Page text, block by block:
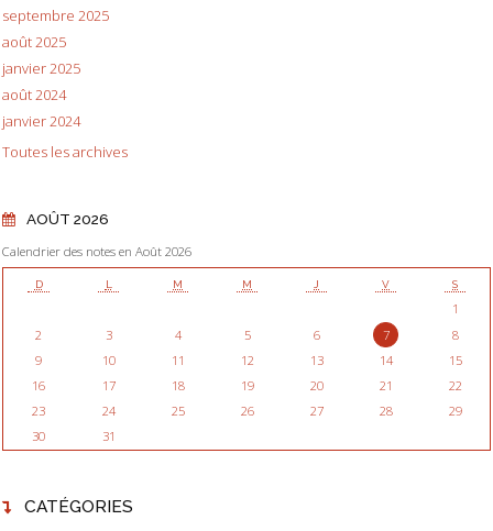
septembre 2025
août 2025
janvier 2025
août 2024
janvier 2024
Toutes les archives
AOÛT 2026
Calendrier des notes en Août 2026
D L M M J V S
1
2
3 4 5 6 7
8
9
10 11 12 13 14
15
16
17 18 19 20 21
22
23
24 25 26 27 28
29
30
31
CATÉGORIES